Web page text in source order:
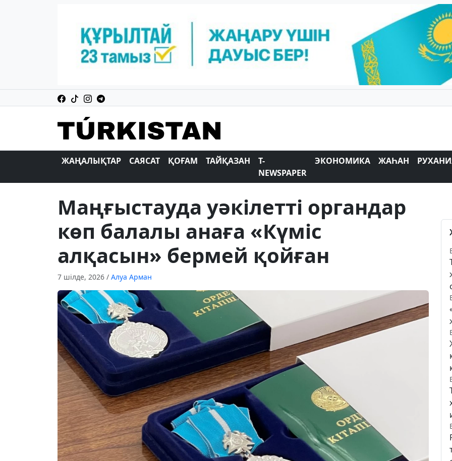
ЖАҢАЛЫҚТАР САЯСАТ ҚОҒАМ ТАЙҚАЗАН
T-
NEWSPAPER
ЭКОНОМИКА ЖАҺАН
Маңғыстауда уәкілетті органдар
көп балалы анаға «Күміс
алқасын» бермей қойған
7 шілде, 2026 / Алуа Арман